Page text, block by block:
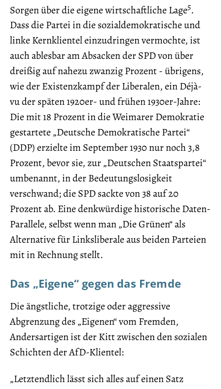
Sorgen über die eigene wirtschaftliche Lage5.
Dass die Partei in die sozialdemokratische und
linke Kernklientel einzudringen vermochte, ist
auch ablesbar am Absacken der SPD von über
dreißig auf nahezu zwanzig Prozent - übrigens,
wie der Existenzkampf der Liberalen, ein Déjà-
vu der späten 1920er- und frühen 1930er-Jahre:
Die mit 18 Prozent in die Weimarer Demokratie
gestartete „Deutsche Demokratische Partei“
(DDP) erzielte im September 1930 nur noch 3,8
Prozent, bevor sie, zur „Deutschen Staatspartei“
umbenannt, in der Bedeutungslosigkeit
verschwand; die SPD sackte von 38 auf 20
Prozent ab. Eine denkwürdige historische Daten-
Parallele, selbst wenn man „Die Grünen“ als
Alternative für Linksliberale aus beiden Parteien
mit in Rechnung stellt.
Das „Eigene“ gegen das Fremde
Die ängstliche, trotzige oder aggressive
Abgrenzung des „Eigenen“ vom Fremden,
Andersartigen ist der Kitt zwischen den sozialen
Schichten der AfD-Klientel:
„Letztendlich lässt sich alles auf einen Satz